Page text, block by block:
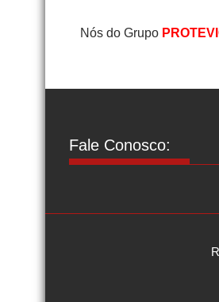
Nós do Grupo
Fale Conosco: